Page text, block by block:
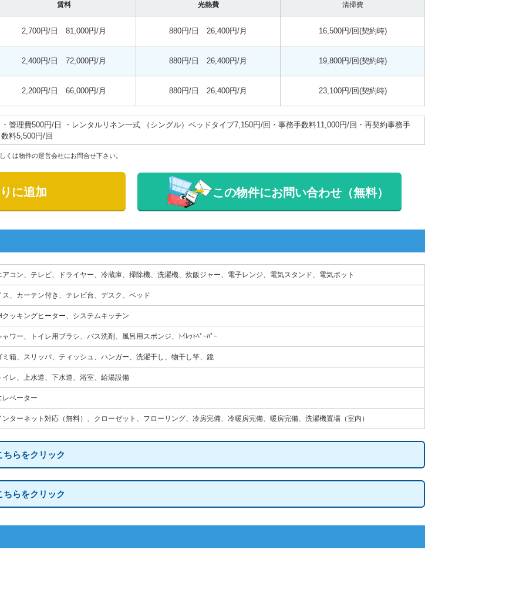
賃料 光熱費 清掃費
2,700円/日 81,000円/月 880円/日 26,400円/月 16,500円/回(契約時)
2,400円/日 72,000円/月 880円/日 26,400円/月 19,800円/回(契約時)
2,200円/日 66,000円/月 880円/日 26,400円/月 23,100円/回(契約時)
・管理費500円/日 ・レンタルリネン一式 （シングル）ベッドタイプ7,150円/回・事務手数料11,000円/回・再契約事務手
数料5,500円/回
くは物件の運営会社にお問合せ下さい。
に追加 この物件にお問い合わせ（無料）
アコン、テレビ、ドライヤー、冷蔵庫、掃除機、洗濯機、炊飯ジャー、電子レンジ、電気スタンド、電気ポット
ス、カーテン付き、テレビ台、デスク、ベッド
クッキングヒーター、システムキッチン
ャワー、トイレ用ブラシ、バス洗剤、風呂用スポンジ、ﾄｲﾚｯﾄﾍﾟｰﾊﾟｰ
ミ箱、スリッパ、ティッシュ、ハンガー、洗濯干し、物干し竿、鏡
イレ、上水道、下水道、浴室、給湯設備
レベーター
ンターネット対応（無料）、クローゼット、フローリング、冷房完備、冷暖房完備、暖房完備、洗濯機置場（室内）
らをクリック
らをクリック